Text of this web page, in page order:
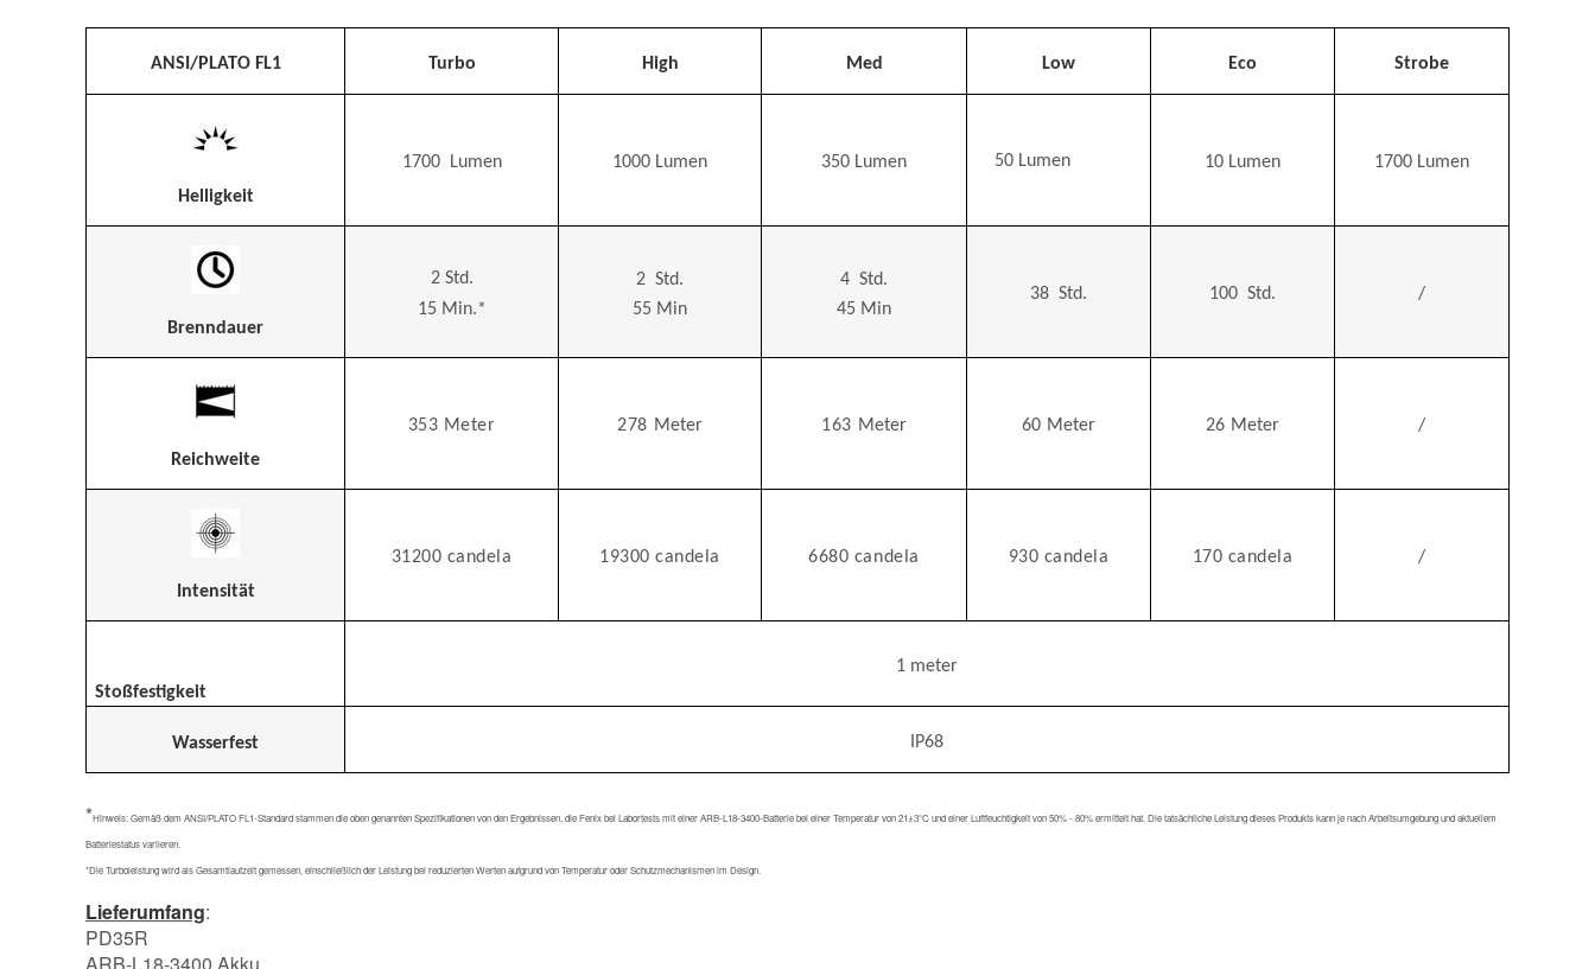
ANSI/PLATO FL1 Turbo High Med Low Eco Strobe
Helligkeit
1700 Lumen 1000 Lumen 350 Lumen 50 Lumen 10 Lumen 1700 Lumen
Brenndauer
2 Std.
15 Min.*
2 Std.
55 Min
4 Std.
45 Min
38 Std. 100 Std. /
Reichweite
353 Meter 278 Meter 163 Meter 60 Meter 26 Meter /
Intensität
31200 candela 19300 candela 6680 candela 930 candela 170 candela /
Stoßfestigkeit
1 meter
Wasserfest IP68
*Hinweis: Gemäß dem ANSI/PLATO FL1-Standard stammen die oben genannten Spezifikationen von den Ergebnissen, die Fenix bei Labortests mit einer ARB-L18-3400-Batterie bei einer Temperatur von 21±3°C und einer Luftfeuchtigkeit von 50% - 80% ermittelt hat. Die tatsächliche Leistung dieses Produkts kann je nach Arbeitsumgebung und aktuellem
Batteriestatus variieren.
*Die Turboleistung wird als Gesamtlaufzeit gemessen, einschließlich der Leistung bei reduzierten Werten aufgrund von Temperatur oder Schutzmechanismen im Design.
Lieferumfang:
PD35R
ARB-L18-3400 Akku